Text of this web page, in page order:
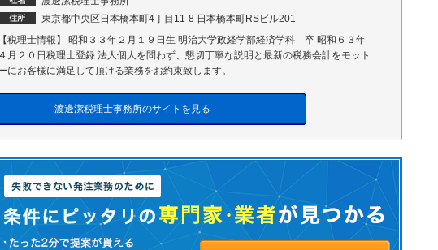
東京都中央区日本橋本町4丁目11-8 日本橋本町RSビル201
【税理士情報】 昭和３３年２月１９日生 明治大学政経学部経済学科 卒 昭和６３年
４月２０日税理士登録 法人個人を問わず、懇切丁寧な説明と最新の税務会計をモット
にお客様に満足して頂ける業務をお約束致します。
渡邊潔税理士事務所のサイトを見る